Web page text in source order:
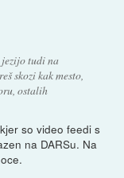
jezijo tudi na
skozi kak mesto,
ostalih
so video feedi s
na DARSu. Na